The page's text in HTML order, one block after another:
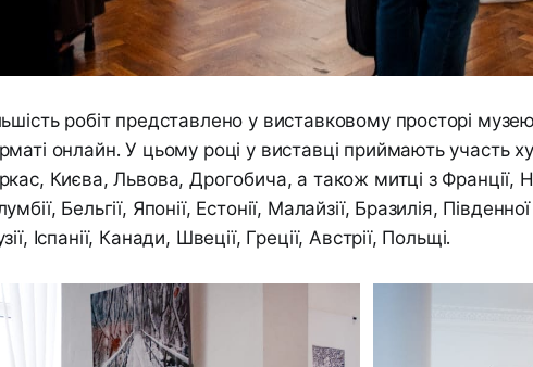
робіт представлено у виставковому просторі
онлайн. У цьому році у виставці приймають участь
Києва, Львова, Дрогобича, а також митці з Франції,
Бельгії, Японії, Естонії, Малайзії, Бразилія,
Іспанії, Канади, Швеції, Греції, Австрії, Польщі.